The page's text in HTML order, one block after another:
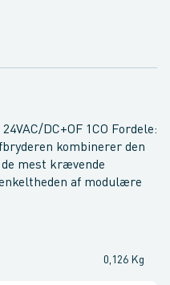
DC+OF 1CO Fordele:
kombinerer den
de mest krævende
af modulære
0,126 Kg